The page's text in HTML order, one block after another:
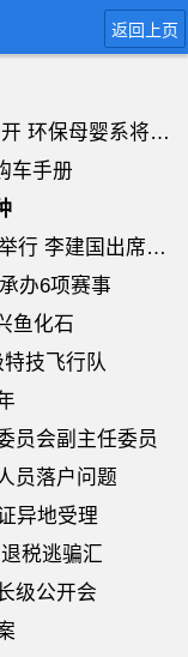
返回上页
百城千媒TOP:杜芬举新品布会顺利召开 环保母婴系将登录国际市场
车手册
2017年全国五一劳动奖表彰大会在京举行 李建国出席并讲话
办6项赛事
鱼化石
技飞行队
员会副主任委员
员落户问题
异地受理
税逃骗汇
级公开会